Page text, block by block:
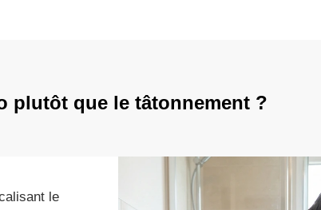
plutôt que le tâtonnement ?
le